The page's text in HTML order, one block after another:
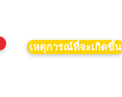
เหตุการณ์ที่จะเกิดขึ้น